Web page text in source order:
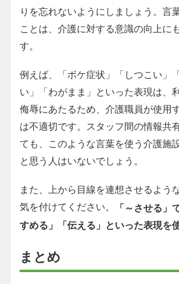
りを忘れないようにしましょう。言
ことは、介護に対する意識の向上に
す。
例えば、「ボケ症状」「しつこい」
い」「わがまま」といった表現は、
侮辱にあたるため、介護職員が使用
は不適切です。スタッフ間の情報共
ても、このような言葉を使う介護施
と思う人はいないでしょう。
また、上から目線を連想させるよう
気を付けてください。
「～させる」
すめる」「伝える」といった表現を
まとめ